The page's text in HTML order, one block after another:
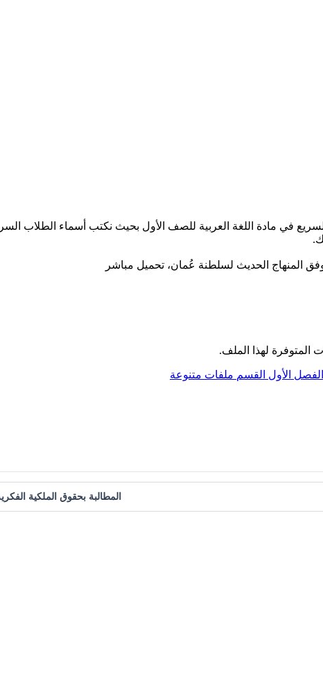
في مادة اللغة العربية للصف الأول بحيث نكتب أسماء الطلاب
المتوفرة لهذا الملف.
الفصل الأول القسم ملفات متنوعة
المطالبة بحقوق الملكية